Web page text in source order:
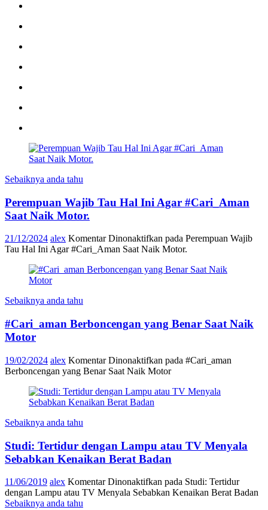
Sebaiknya anda tahu
Perempuan Wajib Tau Hal Ini Agar #Cari_Aman
Saat Naik Motor.
21/12/2024 alex Komentar Dinonaktifkan pada Perempuan Wajib
Tau Hal Ini Agar #Cari_Aman Saat Naik Motor.
Sebaiknya anda tahu
#Cari_aman Berboncengan yang Benar Saat Naik
Motor
19/02/2024 alex Komentar Dinonaktifkan pada #Cari_aman
Berboncengan yang Benar Saat Naik Motor
Sebaiknya anda tahu
Studi: Tertidur dengan Lampu atau TV Menyala
Sebabkan Kenaikan Berat Badan
11/06/2019 alex Komentar Dinonaktifkan pada Studi: Tertidur
dengan Lampu atau TV Menyala Sebabkan Kenaikan Berat Badan
Sebaiknya anda tahu